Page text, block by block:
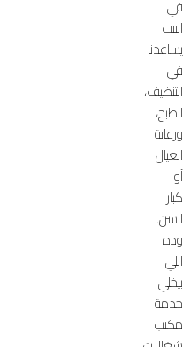
في
البيت
يساعدنا
في
التنظيف،
الطبخ،
ورعاية
العيال
أو
كبار
السن.
وده
اللي
بيخلي
خدمة
مكتب